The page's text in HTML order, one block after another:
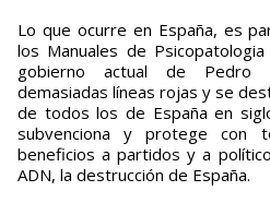
Lo que ocurre en España, es
los Manuales de
gobierno actual de Pedro
demasiadas líneas rojas y se
de todos los de España en
subvenciona y protege
beneficios a partidos y a
ADN, la destrucción de España.